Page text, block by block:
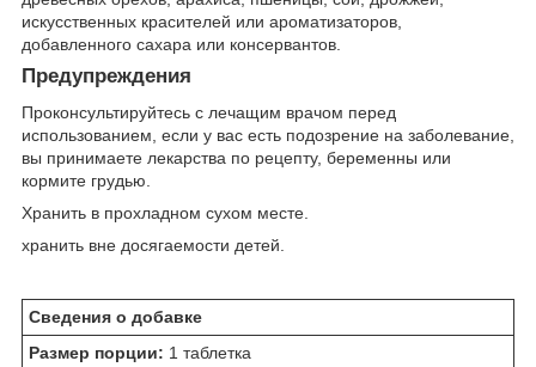
искусственных красителей или ароматизаторов,
добавленного сахара или консервантов.
Предупреждения
Проконсультируйтесь с лечащим врачом перед
использованием, если у вас есть подозрение на заболевание,
вы принимаете лекарства по рецепту, беременны или
кормите грудью.
Хранить в прохладном сухом месте.
хранить вне досягаемости детей.
Сведения о добавке
Размер порции: 1 таблетка